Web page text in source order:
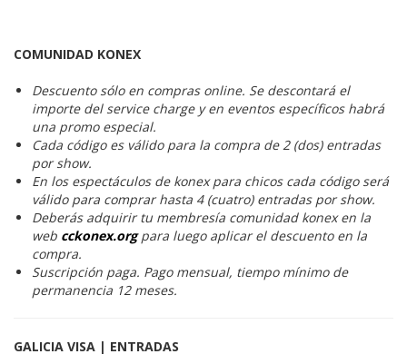
COMUNIDAD KONEX
Descuento sólo en compras online. Se descontará el
importe del service charge y en eventos específicos habrá
una promo especial.
Cada código es válido para la compra de 2 (dos) entradas
por show.
En los espectáculos de konex para chicos cada código será
válido para comprar hasta 4 (cuatro) entradas por show.
Deberás adquirir tu membresía comunidad konex en la
web cckonex.org para luego aplicar el descuento en la
compra.
Suscripción paga. Pago mensual, tiempo mínimo de
permanencia 12 meses.
GALICIA VISA | ENTRADAS